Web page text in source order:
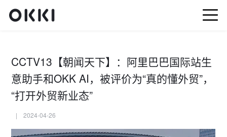
CCTV13【朝闻天下】：阿里巴巴国际站生
意助手和OKK AI，被评价为“真的懂外贸”，
“打开外贸新业态”
| 2024-04-26